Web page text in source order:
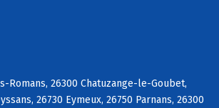
Romans, 26300 Chatuzange-le-Goubet,
26730 Eymeux, 26750 Parnans, 26300